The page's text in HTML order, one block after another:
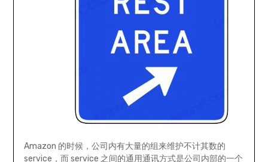
Amazon 的时候，公司内有大量的组来维护不计其数的
service，而 service 之间的通用通讯方式是公司内部的一个